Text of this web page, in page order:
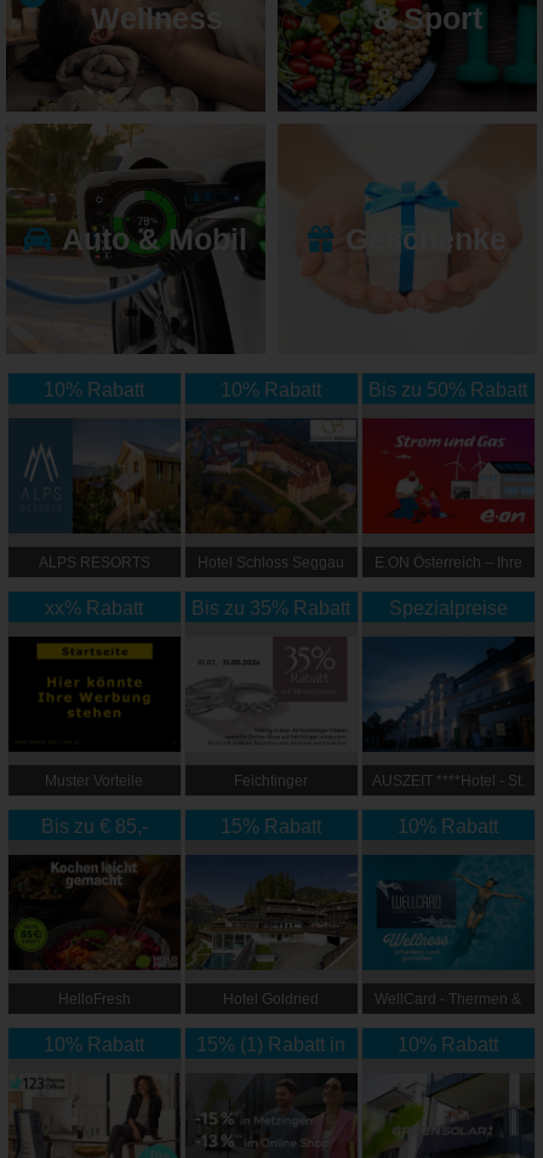
Wellness
& Sport
Auto & Mobil Geschenke
10% Rabatt
ALPS RESORTS
10% Rabatt
Hotel Schloss Seggau
Bis zu 50% Rabatt
E.ON Österreich – Ihre
Preis
xx% Rabatt
Muster Vorteile
Bis zu 35% Rabatt
Feichtinger
Zentrale
Spezialpreise
AUSZEIT ****Hotel - St.
Bis zu € 85,-
Rabatt
HelloFresh
15% Rabatt
Hotel Goldried
10% Rabatt
WellCard - Thermen &
10% Rabatt
15% (1) Rabatt in
Metzingen & 13%
(2) Rabatt im
Outletcity Online
10% Rabatt